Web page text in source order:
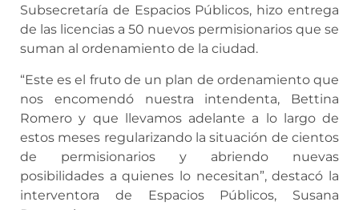
Subsecretaría de Espacios Públicos, hizo entrega
de las licencias a 50 nuevos permisionarios que se
suman al ordenamiento de la ciudad.
“Este es el fruto de un plan de ordenamiento que
nos encomendó nuestra intendenta, Bettina
Romero y que llevamos adelante a lo largo de
estos meses regularizando la situación de cientos
de permisionarios y abriendo nuevas
posibilidades a quienes lo necesitan”, destacó la
interventora de Espacios Públicos, Susana